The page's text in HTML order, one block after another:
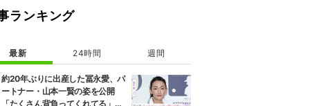
ランキング
最新 24時間 週間
約20年ぶりに出産した冨永愛、パ
ートナー・山本一賢の姿を公開
「たくさん背負ってくれてる」感